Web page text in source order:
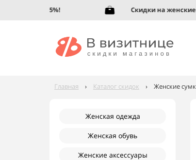
Скидки на женские
Главная › Каталог скидок › Женские
Женская одежда
Женская обувь
Женские аксессуары